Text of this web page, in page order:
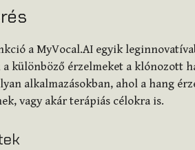
a MyVocal.AI egyik
különböző érzelmeket a klónozott
alkalmazásokban, ahol a hang
vagy akár terápiás célokra is.